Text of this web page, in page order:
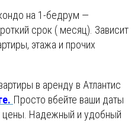
на 1-бедрум —
срок ( месяц). Зависит
этажа и прочих
в аренду в Атлантис
Просто вбейте ваши даты
цены. Надежный и удобный